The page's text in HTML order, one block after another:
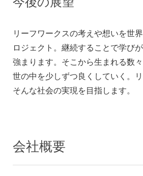
リーフワークスの考えや想いを世
ロジェクト。継続することで学び
強まります。そこから生まれる数々
世の中を少しずつ良くしていく。リ
そんな社会の実現を目指します。
会社概要